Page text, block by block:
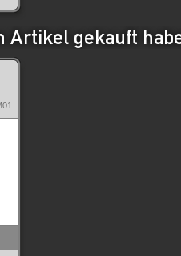
Artikel gekauft